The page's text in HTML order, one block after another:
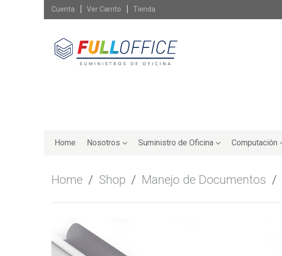
Skip
Cuenta Ver Carrito Tienda
to
Home Nosotros Suministro de Oficina Computación
Home / Shop / Manejo de Documentos /